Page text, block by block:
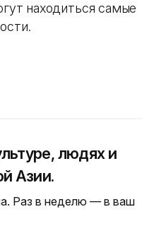
находиться самые
людях и
Азии.
Раз в неделю — в ваш